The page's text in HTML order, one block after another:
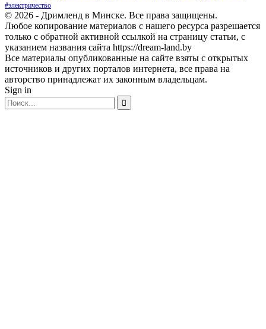
#электричество
© 2026 - Дримленд в Минске. Все права защищены.
Любое копирование материалов с нашего ресурса разрешается
только с обратной активной ссылкой на страницу статьи, с
указанием названия сайта https://dream-land.by
Все материалы опубликованные на сайте взяты с открытых
источников и других порталов интернета, все права на
авторство принадлежат их законным владельцам.
Sign in